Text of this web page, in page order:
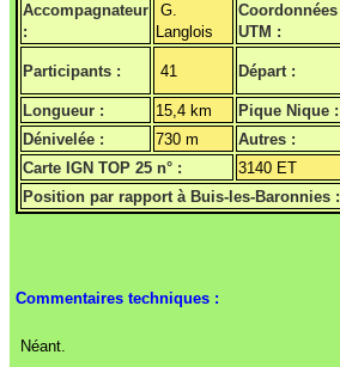
Accompagnateur
:
G.
Langlois
Coordonnées
UTM :
Participants : 41 Départ :
Longueur :
15,4 km
Pique Nique :
Dénivelée :
730 m
Autres :
Carte IGN TOP 25 n° :
3140 ET
Position par rapport à Buis-les-Baronnies :
Commentaires techniques :
Néant.